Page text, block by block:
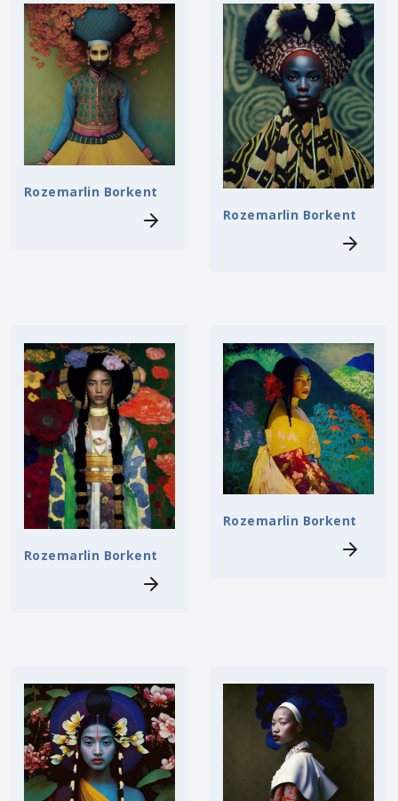
Rozemarlin Borkent
Rozemarlin Borkent
Rozemarlin Borkent
Rozemarlin Borkent